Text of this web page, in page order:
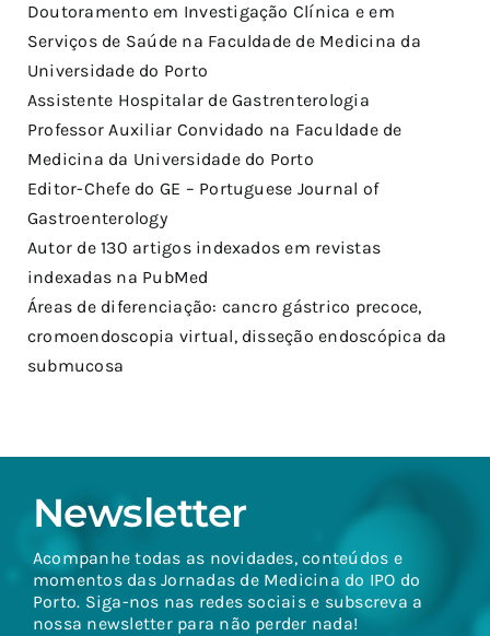
Doutoramento em Investigação Clínica e em
Serviços de Saúde na Faculdade de Medicina da
Universidade do Porto
Assistente Hospitalar de Gastrenterologia
Professor Auxiliar Convidado na Faculdade de
Medicina da Universidade do Porto
Editor-Chefe do GE – Portuguese Journal of
Gastroenterology
Autor de 130 artigos indexados em revistas
indexadas na PubMed
Áreas de diferenciação: cancro gástrico precoce,
cromoendoscopia virtual, disseção endoscópica da
submucosa
Newsletter
Acompanhe todas as novidades, conteúdos e
momentos das Jornadas de Medicina do IPO do
Porto. Siga-nos nas redes sociais e subscreva a
nossa newsletter para não perder nada!